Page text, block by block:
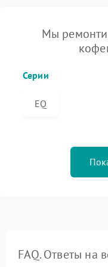
Мы
Серии
EQ
FAQ. Ответы на